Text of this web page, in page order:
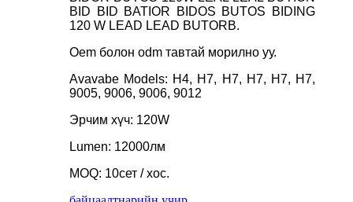
BID BID BATIOR BIDOS BUTOS BIDING
120 W LEAD LEAD BUTORB.
Oem болон odm тавтай морилно уу.
Avavabe Models: H4, H7, H7, H7, H7, H7,
9005, 9006, 9006, 9012
Эрчим хүч: 120W
Lumen: 12000лм
MOQ: 10сет / хос.